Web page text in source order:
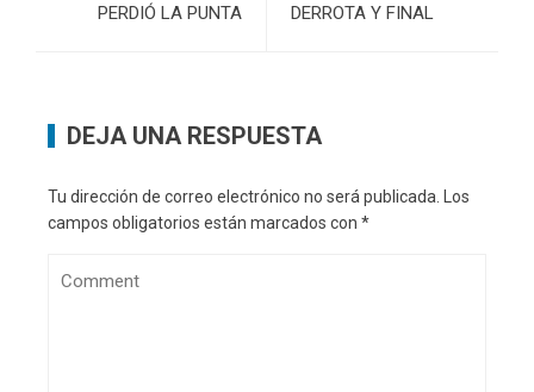
PERDIÓ LA PUNTA
DERROTA Y FINAL
DEJA UNA RESPUESTA
Tu dirección de correo electrónico no será publicada.
Los
campos obligatorios están marcados con *